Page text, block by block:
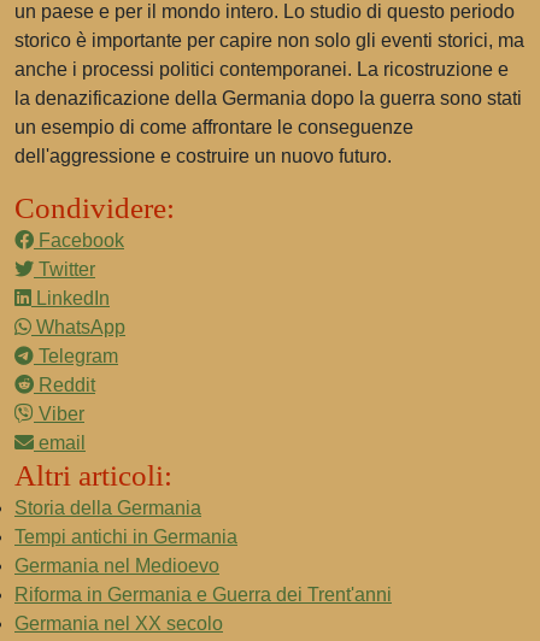
un paese e per il mondo intero. Lo studio di questo periodo
storico è importante per capire non solo gli eventi storici, ma
anche i processi politici contemporanei. La ricostruzione e
la denazificazione della Germania dopo la guerra sono stati
un esempio di come affrontare le conseguenze
dell'aggressione e costruire un nuovo futuro.
Condividere:
Facebook
Twitter
LinkedIn
WhatsApp
Telegram
Reddit
Viber
email
Altri articoli:
Storia della Germania
Tempi antichi in Germania
Germania nel Medioevo
Riforma in Germania e Guerra dei Trent'anni
Germania nel XX secolo